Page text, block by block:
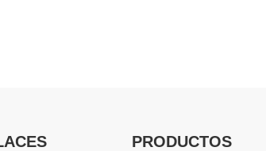
PRODUCTOS